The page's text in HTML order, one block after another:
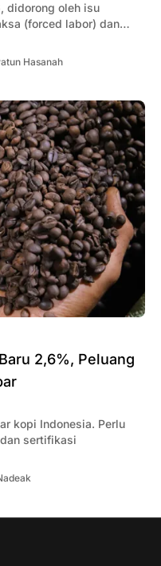
didorong oleh isu
(forced labor) dan
Hasanah
2,6%, Peluang
kopi Indonesia. Perlu
sertifikasi